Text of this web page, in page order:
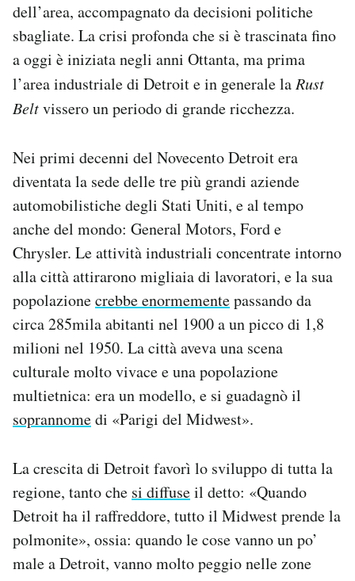
dell’area, accompagnato da decisioni politiche
sbagliate. La crisi profonda che si è trascinata fino
a oggi è iniziata negli anni Ottanta, ma prima
l’area industriale di Detroit e in generale laRust
Beltvissero un periodo di grande ricchezza.
Nei primi decenni del Novecento Detroit era
diventata la sede delle tre più grandi aziende
automobilistiche degli Stati Uniti, e al tempo
anche del mondo: General Motors, Ford e
Chrysler. Le attività industriali concentrate intorno
alla città attirarono migliaia di lavoratori, e la sua
popolazionecrebbe enormementepassando da
circa 285mila abitanti nel 1900 a un picco di 1,8
milioni nel 1950. La città aveva una scena
culturale molto vivace e una popolazione
multietnica: era un modello, e si guadagnò il
soprannomedi «Parigi del Midwest».
La crescita di Detroit favorì lo sviluppo di tutta la
regione, tanto che si diffuseil detto: «Quando
Detroit ha il raffreddore, tutto il Midwest prende la
polmonite», ossia: quando le cose vanno un po’
male a Detroit, vanno molto peggio nelle zone